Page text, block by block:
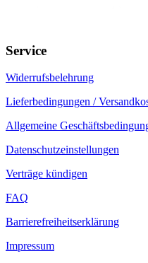
Service
Widerrufsbelehrung
Lieferbedingungen /
Allgemeine
Datenschutzeinstellungen
Verträge kündigen
FAQ
Barrierefreiheitserklärung
Impressum